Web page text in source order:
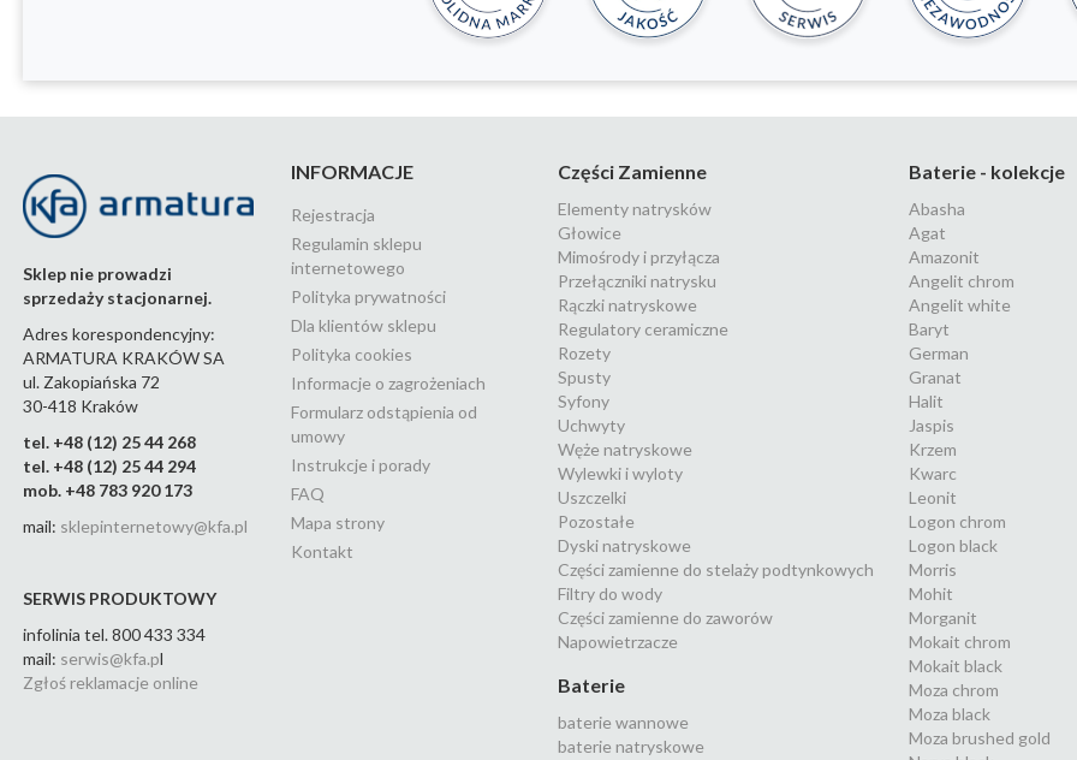
Sklep nie prowadzi
sprzedaży stacjonarnej.
Adres korespondencyjny:
ARMATURA KRAKÓW SA
ul. Zakopiańska 72
30-418 Kraków
tel. +48 (12) 25 44 268
tel. +48 (12) 25 44 294
mob. +48 783 920 173
mail: sklepinternetowy@kfa.pl
SERWIS PRODUKTOWY
infolinia tel. 800 433 334
mail: serwis@kfa.pl
Zgłoś reklamacje online
INFORMACJE
Rejestracja
Regulamin sklepu
internetowego
Polityka prywatności
Dla klientów sklepu
Polityka cookies
Informacje o zagrożeniach
Formularz odstąpienia od
umowy
Instrukcje i porady
FAQ
Mapa strony
Kontakt
Części Zamienne
Elementy natrysków
Głowice
Mimośrody i przyłącza
Przełączniki natrysku
Rączki natryskowe
Regulatory ceramiczne
Rozety
Spusty
Syfony
Uchwyty
Węże natryskowe
Wylewki i wyloty
Uszczelki
Pozostałe
Dyski natryskowe
Części zamienne do stelaży podtynkowych
Filtry do wody
Części zamienne do zaworów
Napowietrzacze
Baterie
baterie wannowe
baterie natryskowe
Baterie - kolekcje
Abasha
Agat
Amazonit
Angelit chrom
Angelit white
Baryt
German
Granat
Halit
Jaspis
Krzem
Kwarc
Leonit
Logon chrom
Logon black
Morris
Mohit
Morganit
Mokait chrom
Mokait black
Moza chrom
Moza black
Moza brushed gold